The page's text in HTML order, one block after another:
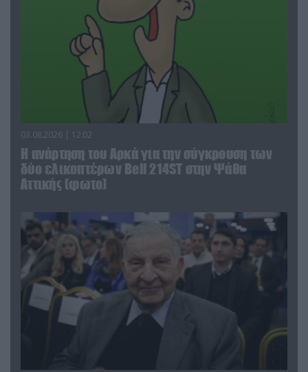
03.08.2026 | 12:02
Η ανάρτηση του Αρκά για την σύγκρουση των
δύο ελικοπτέρων Bell 214ST στην Ψάθα
Αττικής (φωτο)